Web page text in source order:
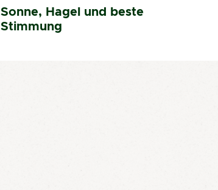
Sonne, Hagel und beste
Stimmung